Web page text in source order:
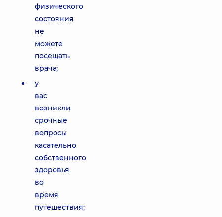
физического
состояния
не
можете
посещать
врача;
у
вас
возникли
срочные
вопросы
касательно
собственного
здоровья
во
время
путешествия;